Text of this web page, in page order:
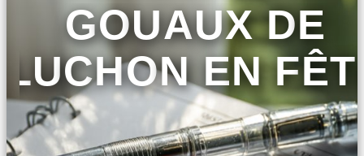
GOUAUX DE
LUCHON EN